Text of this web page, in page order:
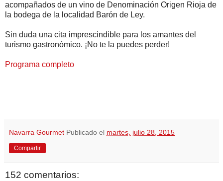
acompañados de un vino de Denominación Origen Rioja de
la bodega de la localidad Barón de Ley.
Sin duda una cita imprescindible para los amantes del
turismo gastronómico. ¡No te la puedes perder!
Programa completo
Navarra Gourmet Publicado el martes, julio 28, 2015
Compartir
152 comentarios: